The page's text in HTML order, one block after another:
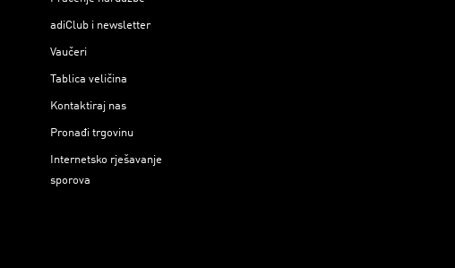
adiClub i newsletter
Vaučeri
Tablica veličina
Kontaktiraj nas
Pronađi trgovinu
Internetsko rješavanje
sporova